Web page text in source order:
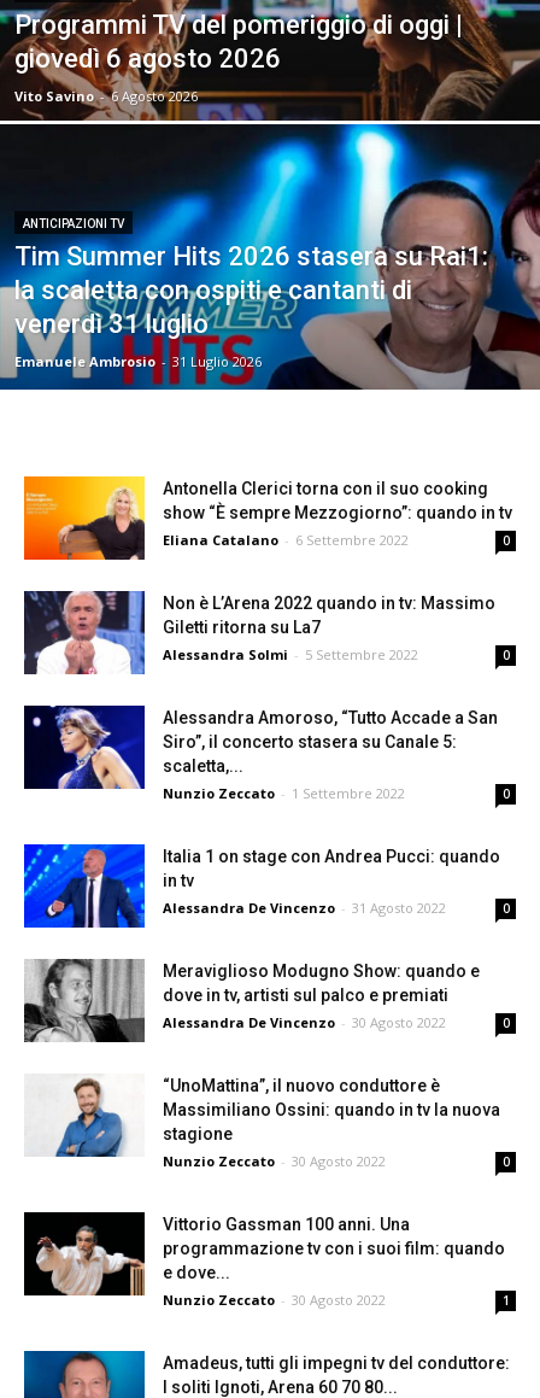
Programmi TV del pomeriggio di oggi |
giovedì 6 agosto 2026
Vito Savino - 6 Agosto 2026
ANTICIPAZIONI TV
Tim Summer Hits 2026 stasera su Rai1:
la scaletta con ospiti e cantanti di
venerdì 31 luglio
Emanuele Ambrosio - 31 Luglio 2026
Antonella Clerici torna con il suo cooking
show “È sempre Mezzogiorno”: quando in tv
Eliana Catalano - 6 Settembre 2022 0
Non è L’Arena 2022 quando in tv: Massimo
Giletti ritorna su La7
Alessandra Solmi - 5 Settembre 2022 0
Alessandra Amoroso, “Tutto Accade a San
Siro”, il concerto stasera su Canale 5:
scaletta,...
Nunzio Zeccato - 1 Settembre 2022 0
Italia 1 on stage con Andrea Pucci: quando
in tv
Alessandra De Vincenzo - 31 Agosto 2022 0
Meraviglioso Modugno Show: quando e
dove in tv, artisti sul palco e premiati
Alessandra De Vincenzo - 30 Agosto 2022 0
“UnoMattina”, il nuovo conduttore è
Massimiliano Ossini: quando in tv la nuova
stagione
Nunzio Zeccato - 30 Agosto 2022 0
Vittorio Gassman 100 anni. Una
programmazione tv con i suoi film: quando
e dove...
Nunzio Zeccato - 30 Agosto 2022 1
Amadeus, tutti gli impegni tv del conduttore:
I soliti Ignoti, Arena 60 70 80...